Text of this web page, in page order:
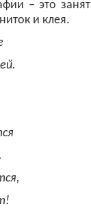
– это
и клея.